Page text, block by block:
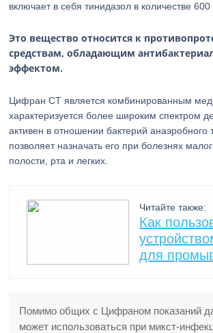
включает в себя тинидазол в количестве 600
Это вещество относится к
средствам, обладающим
эффектом.
Цифран СТ является комбинированным
характеризуется более широким спектром
активен в отношении бактерий анаэробного
позволяет назначать его при болезнях
полости, рта и легких.
Читайте также:
Как
для
Помимо общих с Цифраном показаний
может использоваться при микст-